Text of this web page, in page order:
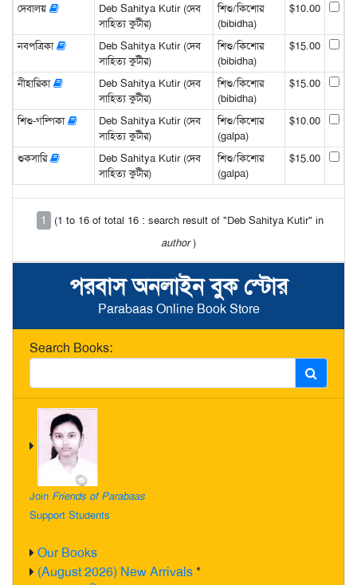
পরবাস অনলাইন বুক স্টোর
Parabaas Online Book Store
Search Books:
Join Friends of Parabaas
Support Students
Our Books
(August 2026) New Arrivals*
দেবালয়
Deb Sahitya Kutir (দেব
সাহিত্য কুটীর)
শিশু/কিশোর
(bibidha)
$10.00
নবপত্রিকা
Deb Sahitya Kutir (দেব
সাহিত্য কুটীর)
শিশু/কিশোর
(bibidha)
$15.00
নীহারিকা
Deb Sahitya Kutir (দেব
সাহিত্য কুটীর)
শিশু/কিশোর
(bibidha)
$15.00
শিশু-গল্পিকা
Deb Sahitya Kutir (দেব
সাহিত্য কুটীর)
শিশু/কিশোর
(galpa)
$10.00
শুকসারি
Deb Sahitya Kutir (দেব
সাহিত্য কুটীর)
শিশু/কিশোর
(galpa)
$15.00
1
(1 to 16 of total 16 : search result of "Deb Sahitya Kutir" in
author)